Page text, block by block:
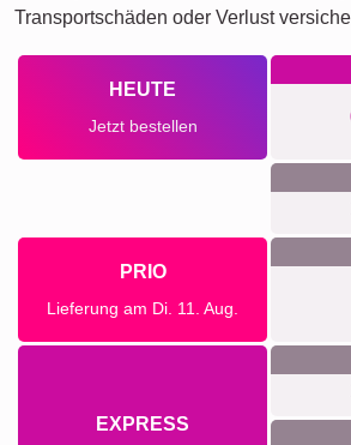
Transportschäden oder Verlust
HEUTE
Jetzt bestellen
PRIO
Lieferung am Di. 11. Aug.
EXPRESS